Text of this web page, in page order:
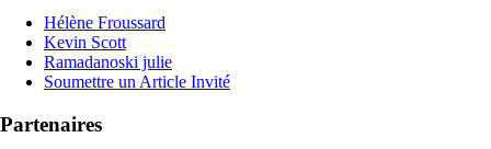
Hélène Froussard
Kevin Scott
Ramadanoski julie
Soumettre un Article Invité
Partenaires